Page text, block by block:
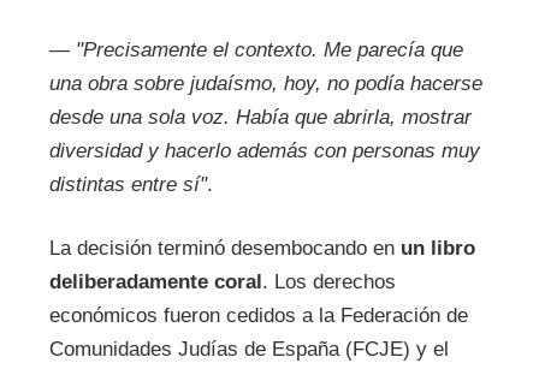
— "Precisamente el contexto. Me parecía que
una obra sobre judaísmo, hoy, no podía hacerse
desde una sola voz. Había que abrirla, mostrar
diversidad y hacerlo además con personas muy
distintas entre sí".
La decisión terminó desembocando en un libro
deliberadamente coral. Los derechos
económicos fueron cedidos a la Federación de
Comunidades Judías de España (FCJE) y el